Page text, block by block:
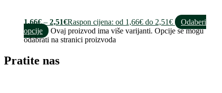
1,66€ – 2,51€Raspon cijena: od 1,66€ do 2,51€
Odaberi
opcije
Ovaj proizvod ima više varijanti. Opcije se mogu
odabrati na stranici proizvoda
Pratite nas